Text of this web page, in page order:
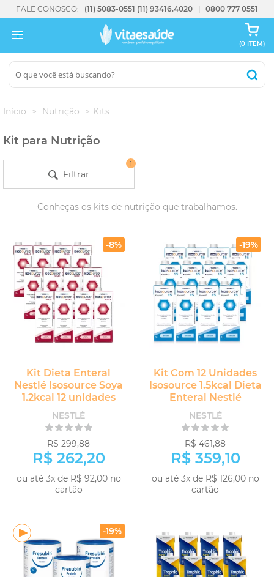
FALE CONOSCO: (11) 5083-0551 (11) 93416.4020 0800 777 0551
(0 ITEM)
Início Nutrição Kits
Kit para Nutrição
Filtrar
1
Conheças os kits de nutrição que trabalhamos.
-8%
Kit Dieta Enteral
Nestlé Isosource Soya
1.2kcal 12 unidades
NESTLÉ
R$ 299,88
R$ 262,20
ou até 3x de R$ 92,00 no
cartão
-19%
Kit Com 12 Unidades
Isosource 1.5kcal Dieta
Enteral Nestlé
NESTLÉ
R$ 461,88
R$ 359,10
ou até 3x de R$ 126,00 no
cartão
-19%